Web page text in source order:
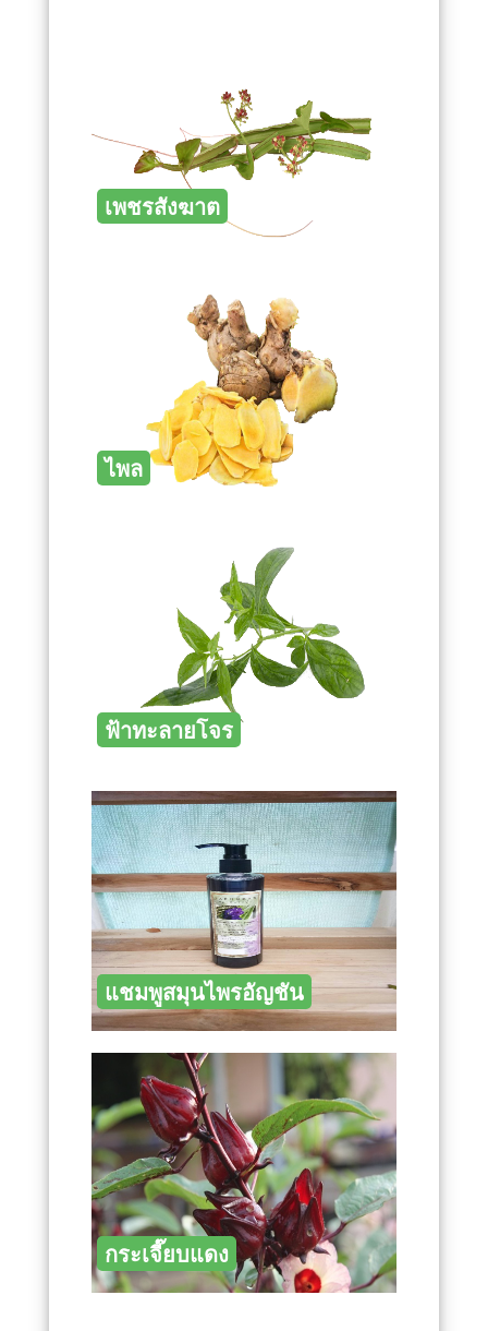
เพชรสังฆาต
ไพล
ฟ้าทะลายโจร
แชมพูสมุนไพรอัญชัน
กระเจี๊ยบแดง